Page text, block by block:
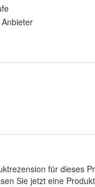
für dieses
Sie jetzt eine